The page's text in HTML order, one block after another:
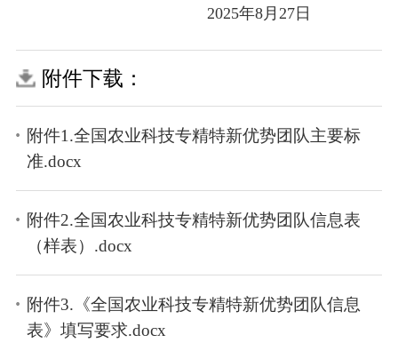
2025年8月 27 日
附件下载：
附件1.全国农业科技专精特新优势团队主要标
准.docx
附件2.全国农业科技专精特新优势团队信息表
（样表）.docx
附件3.《全国农业科技专精特新优势团队信息
表》填写要求.docx